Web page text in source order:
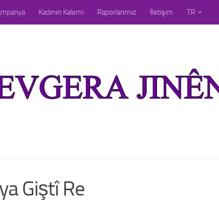
Kadının Kalemi Raporlarımız İletişim TR
Giştî Re